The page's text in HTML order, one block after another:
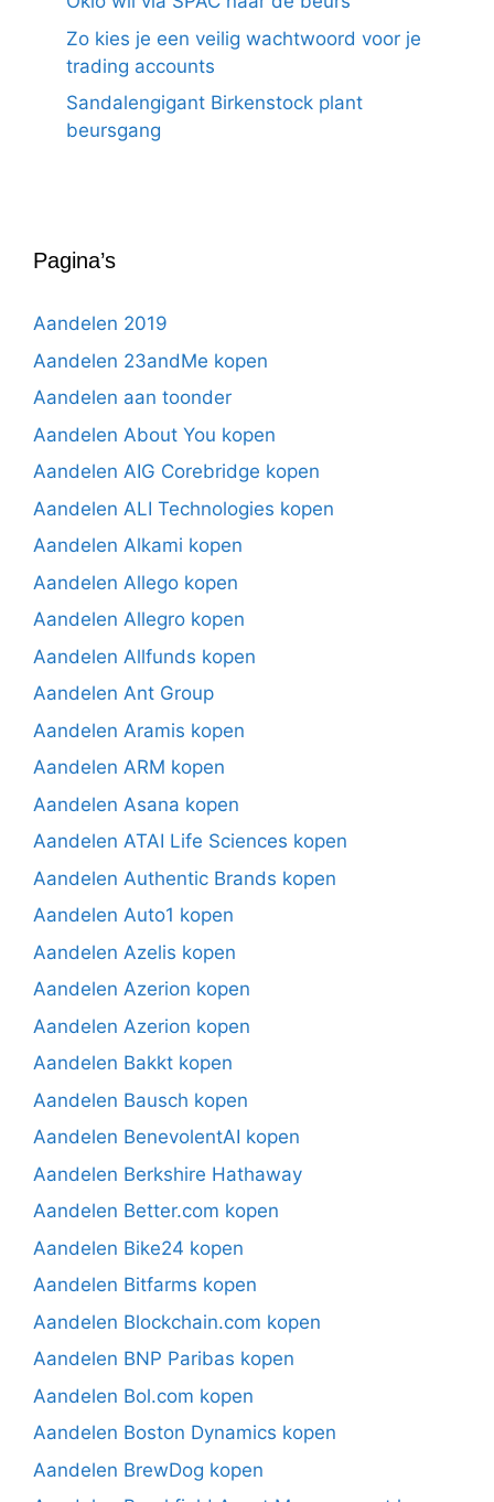
Zo kies je een veilig wachtwoord voor je
trading accounts
Sandalengigant Birkenstock plant
beursgang
Pagina’s
Aandelen 2019
Aandelen 23andMe kopen
Aandelen aan toonder
Aandelen About You kopen
Aandelen AIG Corebridge kopen
Aandelen ALI Technologies kopen
Aandelen Alkami kopen
Aandelen Allego kopen
Aandelen Allegro kopen
Aandelen Allfunds kopen
Aandelen Ant Group
Aandelen Aramis kopen
Aandelen ARM kopen
Aandelen Asana kopen
Aandelen ATAI Life Sciences kopen
Aandelen Authentic Brands kopen
Aandelen Auto1 kopen
Aandelen Azelis kopen
Aandelen Azerion kopen
Aandelen Azerion kopen
Aandelen Bakkt kopen
Aandelen Bausch kopen
Aandelen BenevolentAI kopen
Aandelen Berkshire Hathaway
Aandelen Better.com kopen
Aandelen Bike24 kopen
Aandelen Bitfarms kopen
Aandelen Blockchain.com kopen
Aandelen BNP Paribas kopen
Aandelen Bol.com kopen
Aandelen Boston Dynamics kopen
Aandelen BrewDog kopen